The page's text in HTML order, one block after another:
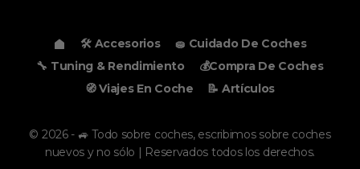
🛠️ Accesorios
🧽 Cuidado De Coches
🔧 Tuning & Rendimiento
💰Compra De Coches
🧭 Viajes En Coche
📝 Artículos
© 2026 - 🚙 Todo sobre coches, escribimos sobre coches
nuevos y no sólo | Reservados todos los derechos.